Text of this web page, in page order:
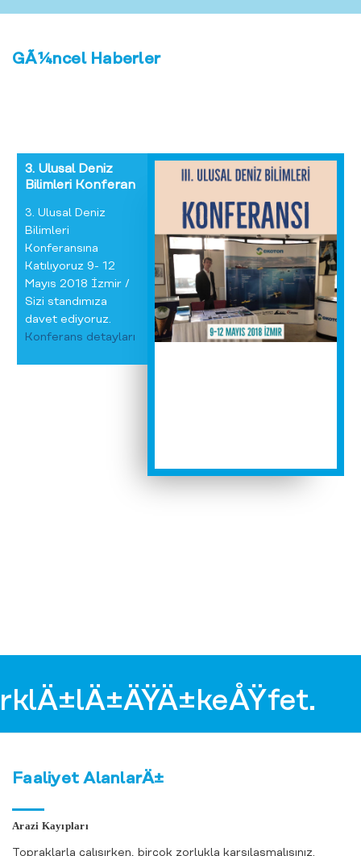
GÃ¼ncel Haberler
9- 12 Mayıs 2018
3. Ulusal Deniz
Bilimleri
Konferansına
Katılıyoruz 9- 12
Mayıs 2018 İzmir /
Sizi standımıza
davet ediyoruz.
Konferans detayları
Ekoton Marine
Yayında
Faaliyet AlanlarÄ±
Arazi Kayıpları
Topraklarla çalışırken, birçok zorlukla karşılaşmalısınız.